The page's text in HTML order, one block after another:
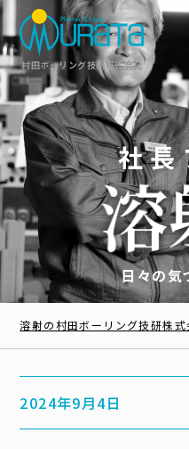
村田ボーリング技研株式会社
社
日々の気
溶射の村田ボーリング技研株式
2024年9月4日